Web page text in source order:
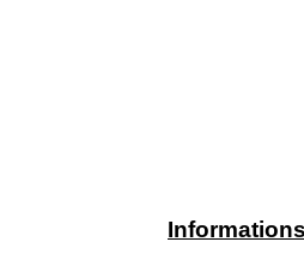
Informations